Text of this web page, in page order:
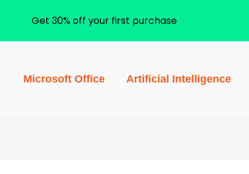
Microsoft Office Artificial Intelligence
Get 30% off your first purchase